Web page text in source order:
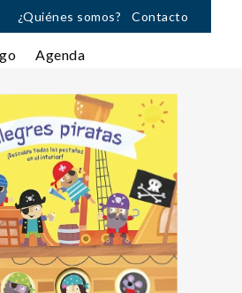
¿Quiénes somos? Contacto
Agenda